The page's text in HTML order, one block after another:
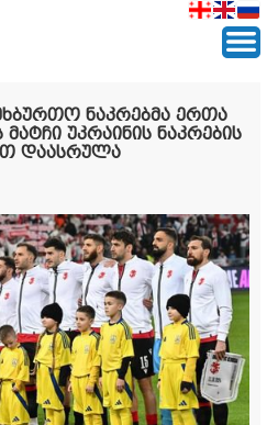
ნაკრებმა ერთა
უკრაინის ნაკრების
დაასრულა